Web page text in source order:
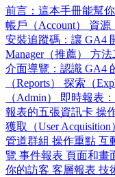
前言：這本手冊能幫
帳戶（Account） 資源
安裝追蹤碼：讓 GA4
Manager（推薦） 方法
介面導覽：認識 GA4
（Reports） 探索（
（Admin）
即時報表
報表的五張資訊卡 操
獲取（User Acquisition
管道群組 操作重點 互
覽 事件報表 頁面和畫
你的訪客 客層報表 技